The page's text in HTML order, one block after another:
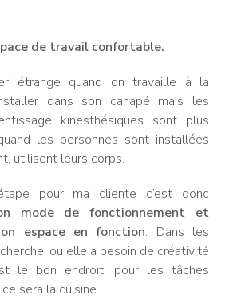
de travail confortable.
étrange quand on travaille à la
dans son canapé mais les
kinesthésiques sont plus
les personnes sont installées
utilisent leurs corps.
pour ma cliente c’est donc
mode de fonctionnement et
espace en fonction. Dans les
ou elle a besoin de créativité
le bon endroit, pour les tâches
sera la cuisine.